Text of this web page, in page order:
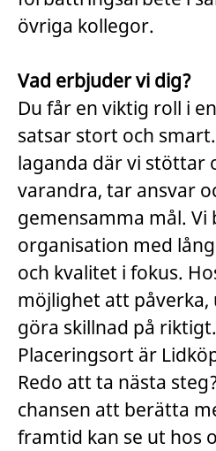
övriga kollegor.
Vad erbjuder vi dig?
Du får en viktig roll i
satsar stort och
laganda där vi stöttar
varandra, tar ansvar
gemensamma mål. Vi
organisation med
och kvalitet i fokus.
möjlighet att påverka,
göra skillnad på riktigt.
Placeringsort är
Redo att ta nästa
chansen att berätta
framtid kan se ut hos